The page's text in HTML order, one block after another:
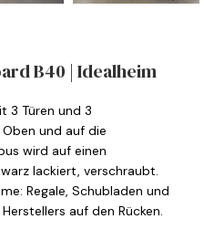
B40 | Idealheim
3 Türen und 3
und auf die
wird auf einen
lackiert, verschraubt.
Regale, Schubladen und
auf den Rücken.